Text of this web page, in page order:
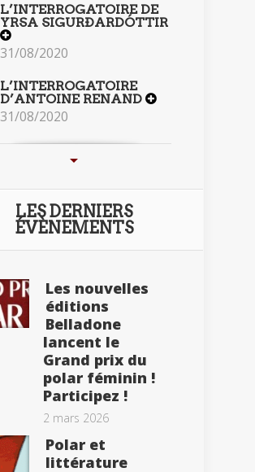
L’INTERROGATOIRE DE
YRSA SIGURÐARDÓTTIR
31/08/2020
L’INTERROGATOIRE
D’ANTOINE RENAND
31/08/2020
LES DERNIERS
ÉVÈNEMENTS
Les nouvelles
éditions
Belladone
lancent le
Grand prix du
polar féminin !
Participez !
2 mars 2026
Polar et
littérature